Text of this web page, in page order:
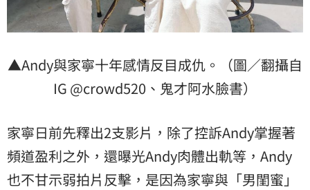
▲Andy與家寧十年感情反目成仇。（圖／翻攝自
IG @crowd520、鬼才阿水臉書）
家寧日前先釋出2支影片，除了控訴Andy掌握著
頻道盈利之外，還曝光Andy肉體出軌等，Andy
也不甘示弱拍片反擊，是因為家寧與「男閨蜜」